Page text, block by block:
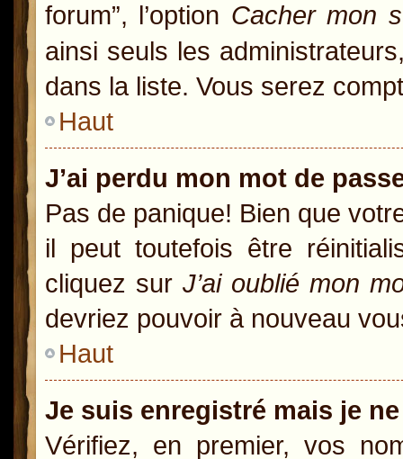
forum”, l’option Cacher mon
ainsi seuls les
dans la liste. Vous serez
Haut
J’ai perdu mon mot de
Pas de panique! Bien que
il peut toutefois être
cliquez sur J’ai oublié mon
devriez pouvoir à nouveau
Haut
Je suis enregistré mais je
Vérifiez, en premier, vos